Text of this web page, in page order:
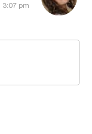
3:07 pm